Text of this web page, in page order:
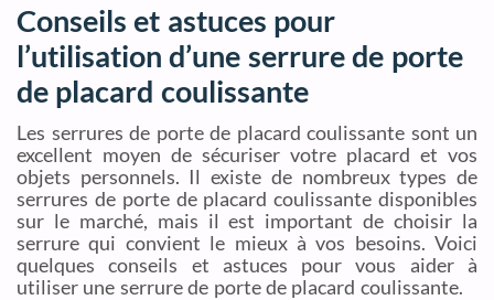
Conseils et astuces pour
l’utilisation d’une serrure de porte
de placard coulissante
Les serrures de porte de placard coulissante sont un
excellent moyen de sécuriser votre placard et vos
objets personnels. Il existe de nombreux types de
serrures de porte de placard coulissante disponibles
sur le marché, mais il est important de choisir la
serrure qui convient le mieux à vos besoins. Voici
quelques conseils et astuces pour vous aider à
utiliser une serrure de porte de placard coulissante.